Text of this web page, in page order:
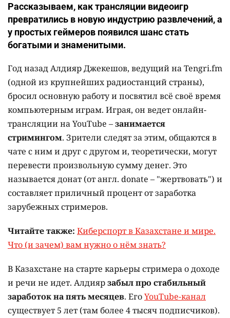
Рассказываем, как трансляции видеоигр
превратились в новую индустрию развлечений, а
у простых геймеров появился шанс стать
богатыми и знаменитыми.
Год назад Алдияр Джекешов, ведущий на Tengri.fm
(одной из крупнейших радиостанций страны),
бросил основную работу и посвятил всё своё время
компьютерным играм. Играя, он ведет онлайн-
трансляции на YouTube –занимается
стримингом. Зрители следят за этим, общаются в
чате с ним и друг с другом и, теоретически, могут
перевести произвольную сумму денег. Это
называется донат (от англ. donate – "жертвовать") и
составляет приличный процент от заработка
зарубежных стримеров.
Читайте также: Киберспорт в Казахстане и мире.
Что (и зачем) вам нужно о нём знать?
В Казахстане на старте карьеры стримера о доходе
и речи не идет. Алдиярзабыл про стабильный
заработок на пять месяцев. ЕгоYouTube-канал
существует 5 лет (там более 4 тысяч подписчиков).